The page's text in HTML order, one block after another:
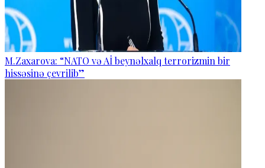
M.Zaxarova: “NATO və Aİ beynəlxalq terrorizmin bir
hissəsinə çevrilib”